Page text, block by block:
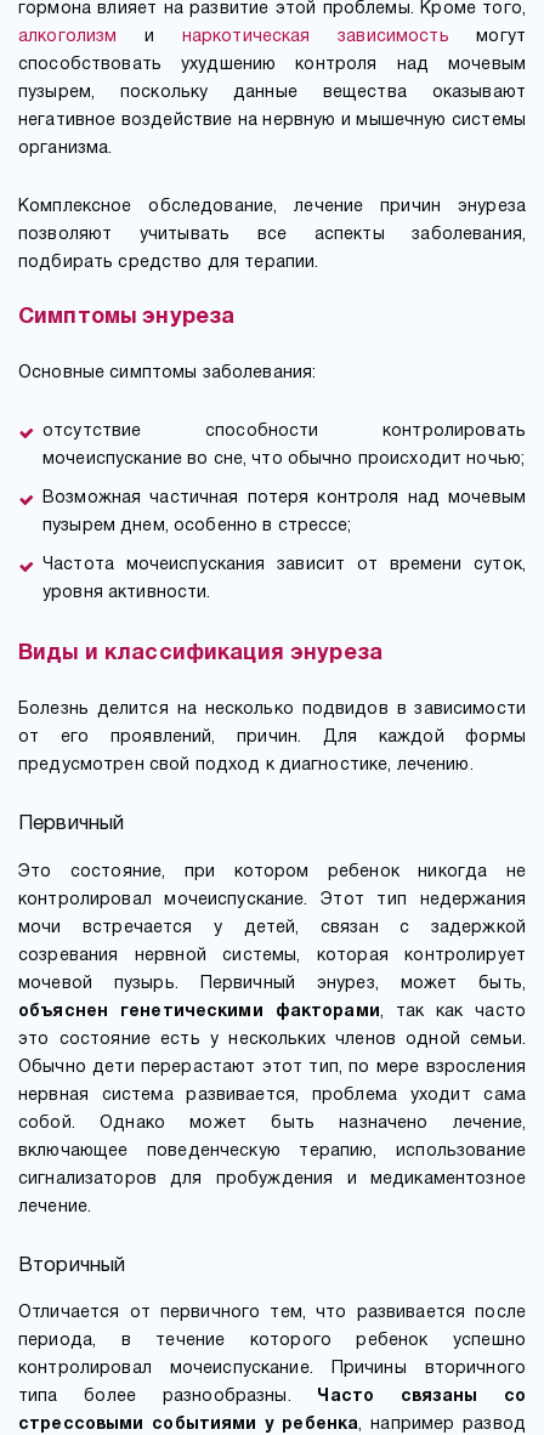
гормона влияет на развитие этой проблемы. Кроме того,
алкоголизм
и наркотическая зависимость могут
способствовать ухудшению контроля над мочевым
пузырем, поскольку данные вещества оказывают
негативное воздействие на нервную и мышечную системы
организма.
Комплексное обследование, лечение причин энуреза
позволяют учитывать все аспекты заболевания,
подбирать средство для терапии.
Симптомы энуреза
Основные симптомы заболевания:
отсутствие способности контролировать
мочеиспускание во сне, что обычно происходит ночью;
Возможная частичная потеря контроля над мочевым
пузырем днем, особенно в стрессе;
Частота мочеиспускания зависит от времени суток,
уровня активности.
Виды и классификация энуреза
Болезнь делится на несколько подвидов в зависимости
от его проявлений, причин. Для каждой формы
предусмотрен свой подход к диагностике, лечению.
Первичный
Это состояние, при котором ребенок никогда не
контролировал мочеиспускание. Этот тип недержания
мочи встречается у детей, связан с задержкой
созревания нервной системы, которая контролирует
мочевой пузырь. Первичный энурез, может быть,
объяснен генетическими факторами, так как часто
это состояние есть у нескольких членов одной семьи.
Обычно дети перерастают этот тип, по мере взросления
нервная система развивается, проблема уходит сама
собой. Однако может быть назначено лечение,
включающее поведенческую терапию, использование
сигнализаторов для пробуждения и медикаментозное
лечение.
Вторичный
Отличается от первичного тем, что развивается после
периода, в течение которого ребенок успешно
контролировал мочеиспускание. Причины вторичного
типа более разнообразны. Часто связаны со
стрессовыми событиями у ребенка, например развод